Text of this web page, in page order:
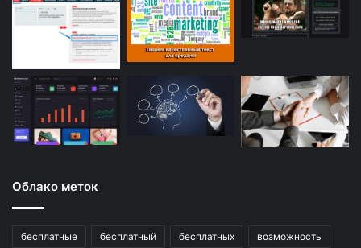
Облако меток
бесплатные бесплатный бесплатных возможность